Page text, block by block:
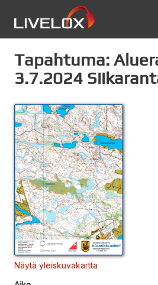
Tapahtuma:
3.7.2024
Näytä yleiskuvakartta